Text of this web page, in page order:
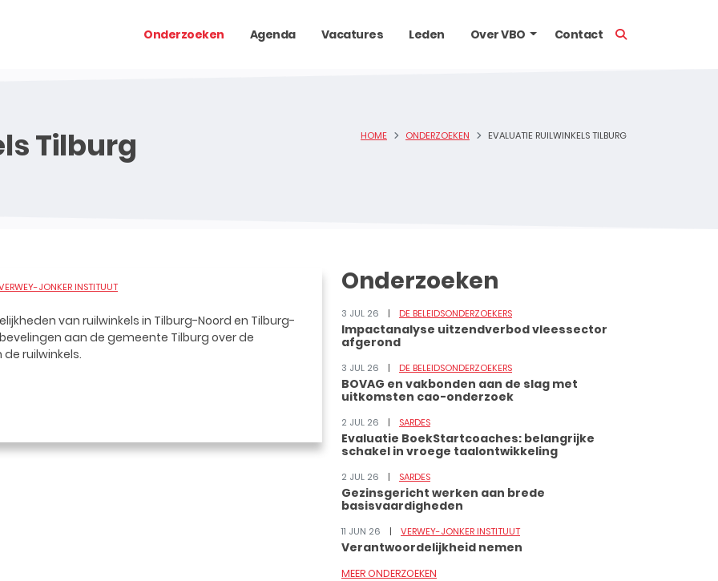
Onderzoeken Agenda Vacatures Leden Over VBO Contact
Tilburg HOME ONDERZOEKEN EVALUATIE RUILWINKELS TILBURG
JONKER INSTITUUT
van ruilwinkels in Tilburg-Noord en Tilburg-
aan de gemeente Tilburg over de
ruilwinkels.
Onderzoeken
3 JUL 26 DE BELEIDSONDERZOEKERS
Impactanalyse uitzendverbod vleessector
afgerond
3 JUL 26 DE BELEIDSONDERZOEKERS
BOVAG en vakbonden aan de slag met
uitkomsten cao-onderzoek
2 JUL 26 SARDES
Evaluatie BoekStartcoaches: belangrijke
schakel in vroege taalontwikkeling
2 JUL 26 SARDES
Gezinsgericht werken aan brede
basisvaardigheden
11 JUN 26 VERWEY-JONKER INSTITUUT
Verantwoordelijkheid nemen
MEER ONDERZOEKEN